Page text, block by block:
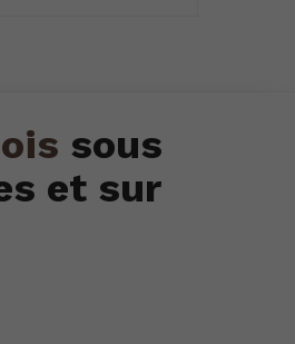
sous
et sur